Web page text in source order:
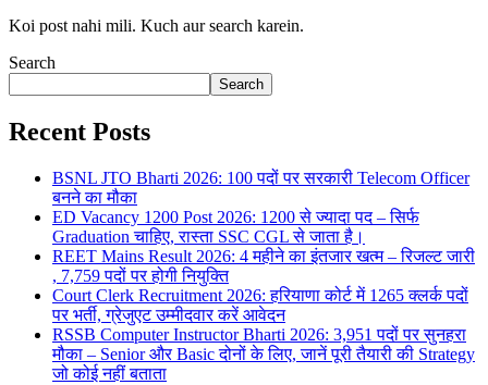
Koi post nahi mili. Kuch aur search karein.
Search
Search
Recent Posts
BSNL JTO Bharti 2026: 100 पदों पर सरकारी Telecom Officer
बनने का मौका
ED Vacancy 1200 Post 2026: 1200 से ज्यादा पद – सिर्फ
Graduation चाहिए, रास्ता SSC CGL से जाता है।
REET Mains Result 2026: 4 महीने का इंतजार खत्म – रिजल्ट जारी
, 7,759 पदों पर होगी नियुक्ति
Court Clerk Recruitment 2026: हरियाणा कोर्ट में 1265 क्लर्क पदों
पर भर्ती, ग्रेजुएट उम्मीदवार करें आवेदन
RSSB Computer Instructor Bharti 2026: 3,951 पदों पर सुनहरा
मौका – Senior और Basic दोनों के लिए, जानें पूरी तैयारी की Strategy
जो कोई नहीं बताता